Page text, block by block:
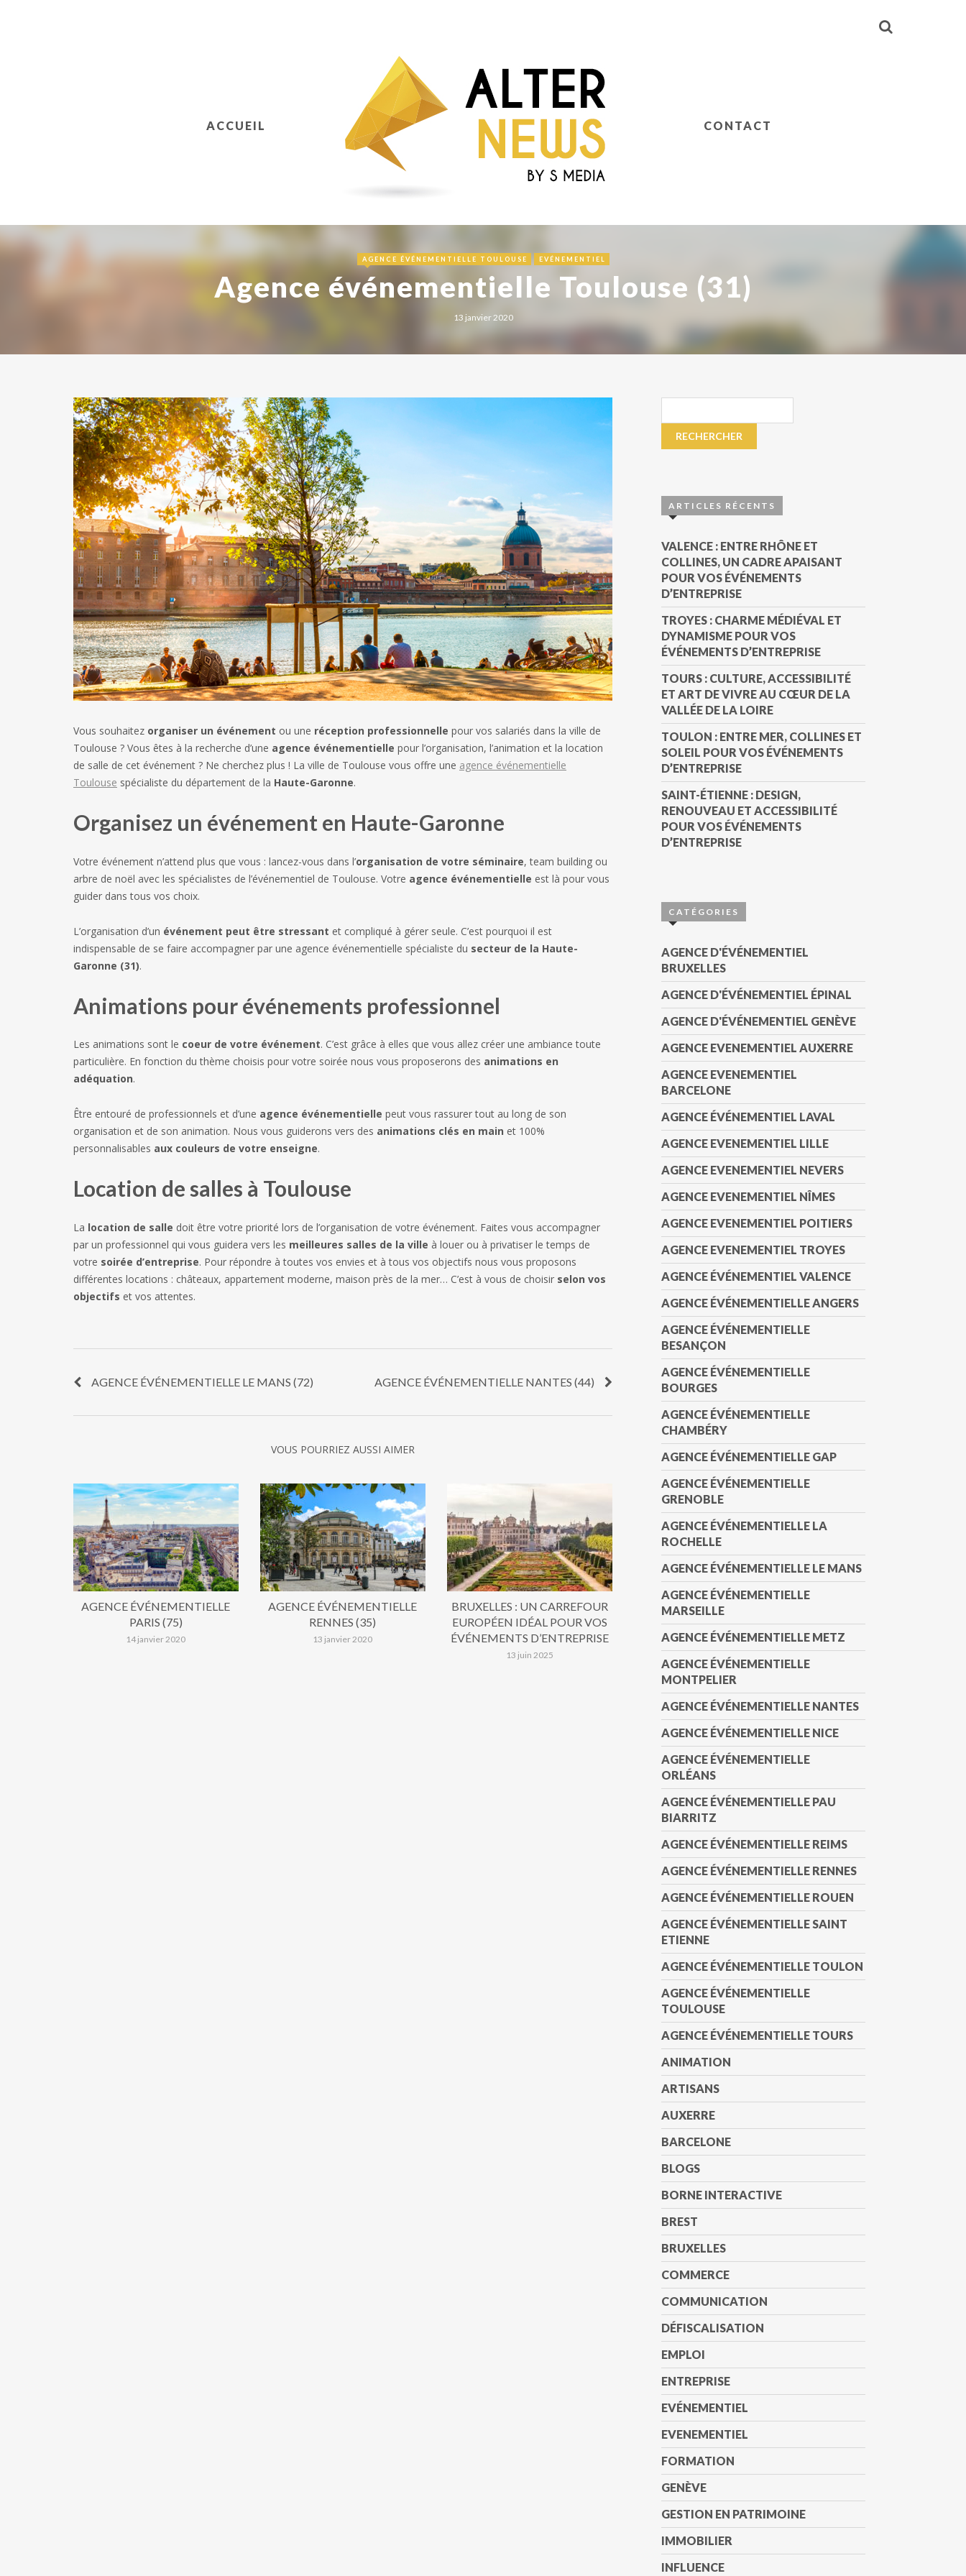
ACCUEIL CONTACT
AGENCE ÉVÉNEMENTIELLE TOULOUSE EVÉNEMENTIEL
Agence événementielle Toulouse (31)
13 janvier 2020
Vous souhaitez organiser un événement ou une réception professionnelle pour vos salariés dans la ville de
Toulouse ? Vous êtes à la recherche d’une agence événementielle pour l’organisation, l’animation et la location
de salle de cet événement ? Ne cherchez plus ! La ville de Toulouse vous offre une agence événementielle
Toulouse spécialiste du département de la Haute-Garonne.
Organisez un événement en Haute-Garonne
Votre événement n’attend plus que vous : lancez-vous dans l’organisation de votre séminaire, team building ou
arbre de noël avec les spécialistes de l’événementiel de Toulouse. Votre agence événementielle est là pour vous
guider dans tous vos choix.
L’organisation d’un événement peut être stressant et compliqué à gérer seule. C’est pourquoi il est
indispensable de se faire accompagner par une agence événementielle spécialiste du secteur de la Haute-
Garonne (31).
Animations pour événements professionnel
Les animations sont le coeur de votre événement. C’est grâce à elles que vous allez créer une ambiance toute
particulière. En fonction du thème choisis pour votre soirée nous vous proposerons des animations en
adéquation.
Être entouré de professionnels et d’une agence événementielle peut vous rassurer tout au long de son
organisation et de son animation. Nous vous guiderons vers des animations clés en main et 100%
personnalisables aux couleurs de votre enseigne.
Location de salles à Toulouse
La location de salle doit être votre priorité lors de l’organisation de votre événement. Faites vous accompagner
par un professionnel qui vous guidera vers les meilleures salles de la ville à louer ou à privatiser le temps de
votre soirée d’entreprise. Pour répondre à toutes vos envies et à tous vos objectifs nous vous proposons
différentes locations : châteaux, appartement moderne, maison près de la mer… C’est à vous de choisir selon vos
objectifs et vos attentes.
AGENCE ÉVÉNEMENTIELLE LE MANS (72) AGENCE ÉVÉNEMENTIELLE NANTES (44)
VOUS POURRIEZ AUSSI AIMER
AGENCE ÉVÉNEMENTIELLE
PARIS (75)
14 janvier 2020
AGENCE ÉVÉNEMENTIELLE
RENNES (35)
13 janvier 2020
BRUXELLES : UN CARREFOUR
EUROPÉEN IDÉAL POUR VOS
ÉVÉNEMENTS D’ENTREPRISE
13 juin 2025
ARTICLES RÉCENTS
VALENCE : ENTRE RHÔNE ET
COLLINES, UN CADRE APAISANT
POUR VOS ÉVÉNEMENTS
D’ENTREPRISE
TROYES : CHARME MÉDIÉVAL ET
DYNAMISME POUR VOS
ÉVÉNEMENTS D’ENTREPRISE
TOURS : CULTURE, ACCESSIBILITÉ
ET ART DE VIVRE AU CŒUR DE LA
VALLÉE DE LA LOIRE
TOULON : ENTRE MER, COLLINES ET
SOLEIL POUR VOS ÉVÉNEMENTS
D’ENTREPRISE
SAINT-ÉTIENNE : DESIGN,
RENOUVEAU ET ACCESSIBILITÉ
POUR VOS ÉVÉNEMENTS
D’ENTREPRISE
CATÉGORIES
AGENCE D'ÉVÉNEMENTIEL
BRUXELLES
AGENCE D'ÉVÉNEMENTIEL ÉPINAL
AGENCE D'ÉVÉNEMENTIEL GENÈVE
AGENCE EVENEMENTIEL AUXERRE
AGENCE EVENEMENTIEL
BARCELONE
AGENCE ÉVÉNEMENTIEL LAVAL
AGENCE EVENEMENTIEL LILLE
AGENCE EVENEMENTIEL NEVERS
AGENCE EVENEMENTIEL NÎMES
AGENCE EVENEMENTIEL POITIERS
AGENCE EVENEMENTIEL TROYES
AGENCE ÉVÉNEMENTIEL VALENCE
AGENCE ÉVÉNEMENTIELLE ANGERS
AGENCE ÉVÉNEMENTIELLE
BESANÇON
AGENCE ÉVÉNEMENTIELLE
BOURGES
AGENCE ÉVÉNEMENTIELLE
CHAMBÉRY
AGENCE ÉVÉNEMENTIELLE GAP
AGENCE ÉVÉNEMENTIELLE
GRENOBLE
AGENCE ÉVÉNEMENTIELLE LA
ROCHELLE
AGENCE ÉVÉNEMENTIELLE LE MANS
AGENCE ÉVÉNEMENTIELLE
MARSEILLE
AGENCE ÉVÉNEMENTIELLE METZ
AGENCE ÉVÉNEMENTIELLE
MONTPELIER
AGENCE ÉVÉNEMENTIELLE NANTES
AGENCE ÉVÉNEMENTIELLE NICE
AGENCE ÉVÉNEMENTIELLE
ORLÉANS
AGENCE ÉVÉNEMENTIELLE PAU
BIARRITZ
AGENCE ÉVÉNEMENTIELLE REIMS
AGENCE ÉVÉNEMENTIELLE RENNES
AGENCE ÉVÉNEMENTIELLE ROUEN
AGENCE ÉVÉNEMENTIELLE SAINT
ETIENNE
AGENCE ÉVÉNEMENTIELLE TOULON
AGENCE ÉVÉNEMENTIELLE
TOULOUSE
AGENCE ÉVÉNEMENTIELLE TOURS
ANIMATION
ARTISANS
AUXERRE
BARCELONE
BLOGS
BORNE INTERACTIVE
BREST
BRUXELLES
COMMERCE
COMMUNICATION
DÉFISCALISATION
EMPLOI
ENTREPRISE
EVÉNEMENTIEL
EVENEMENTIEL
FORMATION
GENÈVE
GESTION EN PATRIMOINE
IMMOBILIER
INFLUENCE